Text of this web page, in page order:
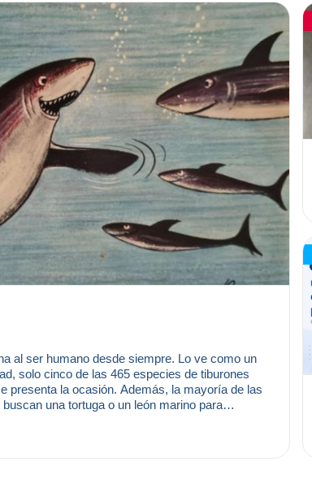
al ser humano desde siempre. Lo ve como un
solo cinco de las 465 especies de tiburones
presenta la ocasión. Además, la mayoría de las
una tortuga o un león marino para
mata cerca d